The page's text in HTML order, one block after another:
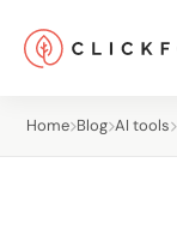
Home Blog AI tools